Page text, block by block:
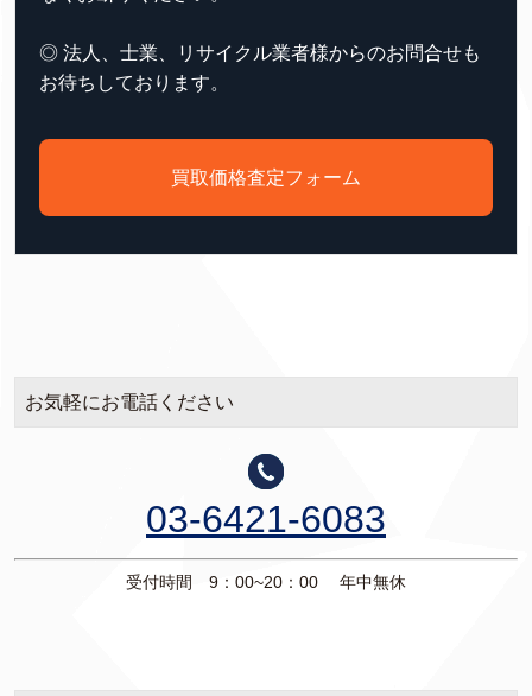
◎ 法人、士業、リサイクル業者様からのお問合せも
お待ちしております。
買取価格査定フォーム
お気軽にお電話ください
03-6421-6083
受付時間 9：00~20：00 年中無休